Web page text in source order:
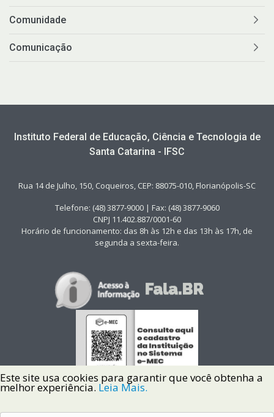
Comunidade
Comunicação
Instituto Federal de Educação, Ciência e Tecnologia de
Santa Catarina - IFSC
Rua 14 de Julho, 150, Coqueiros, CEP: 88075-010, Florianópolis-SC
Telefone: (48) 3877-9000 | Fax: (48) 3877-9060
CNPJ 11.402.887/0001-60
Horário de funcionamento: das 8h às 12h e das 13h às 17h, de
segunda a sexta-feira.
Este site usa cookies para garantir que você obtenha a
melhor experiência. Leia Mais.